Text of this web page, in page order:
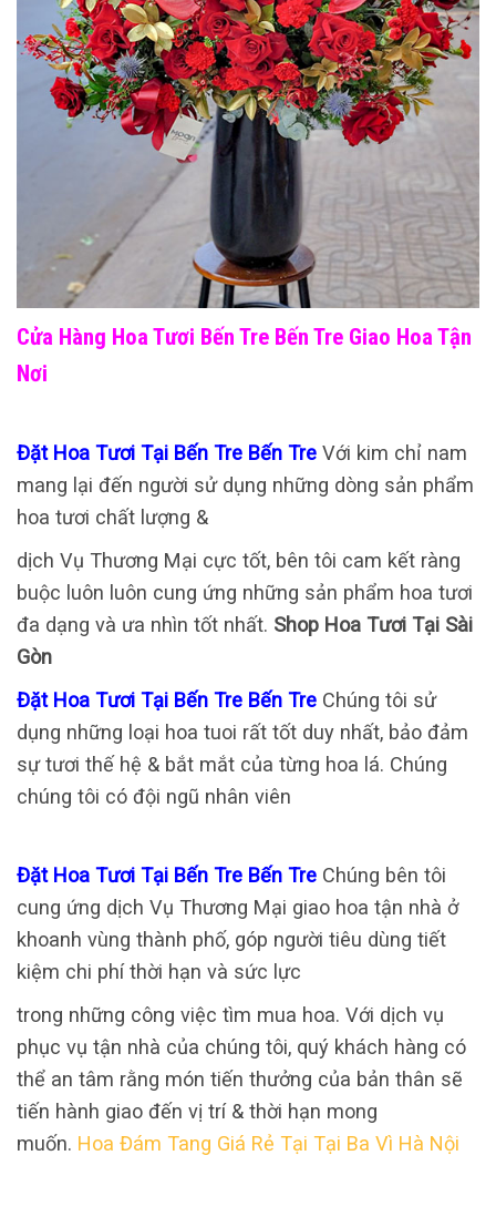
Cửa Hàng Hoa Tươi Bến Tre Bến Tre Giao Hoa Tận
Nơi
Đặt Hoa Tươi Tại Bến Tre Bến Tre Với kim chỉ nam
mang lại đến người sử dụng những dòng sản phẩm
hoa tươi chất lượng &
dịch Vụ Thương Mại cực tốt, bên tôi cam kết ràng
buộc luôn luôn cung ứng những sản phẩm hoa tươi
đa dạng và ưa nhìn tốt nhất. Shop Hoa Tươi Tại Sài
Gòn
Đặt Hoa Tươi Tại Bến Tre Bến Tre Chúng tôi sử
dụng những loại hoa tuoi rất tốt duy nhất, bảo đảm
sự tươi thế hệ & bắt mắt của từng hoa lá. Chúng
chúng tôi có đội ngũ nhân viên
Đặt Hoa Tươi Tại Bến Tre Bến Tre Chúng bên tôi
cung ứng dịch Vụ Thương Mại giao hoa tận nhà ở
khoanh vùng thành phố, góp người tiêu dùng tiết
kiệm chi phí thời hạn và sức lực
trong những công việc tìm mua hoa. Với dịch vụ
phục vụ tận nhà của chúng tôi, quý khách hàng có
thể an tâm rằng món tiến thưởng của bản thân sẽ
tiến hành giao đến vị trí & thời hạn mong
muốn. Hoa Đám Tang Giá Rẻ Tại Tại Ba Vì Hà Nội